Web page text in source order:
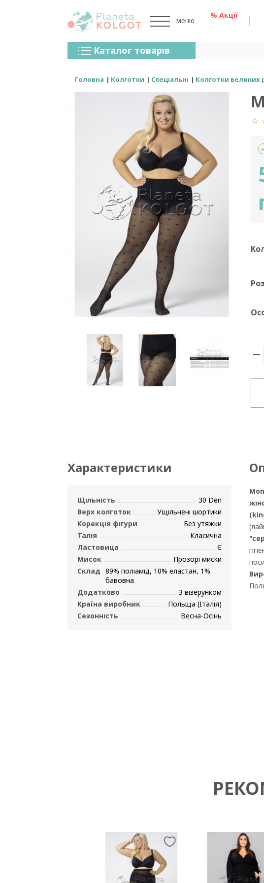
меню
% Акції
Каталог товарів
Колготки
Панчохи
Спідня Білизна
Шкарпетки Та Гольфи
Спортивний Одяг
Для Чоловіків
Головна Колготки Спеціальні Колготки великих
Характеристики
Щільність
30 Den
Верх колготок
Ущільнені шортики
Корекція фігури
Без утяжки
Талія
Класична
Ластовица
Є
Мисок
Прозорі миски
Склад 89% поліамід, 10% еластан, 1%
бавовна
Додатково
З візерунком
Країна виробник
Польща (Італія)
Сезонність
Весна-Осінь